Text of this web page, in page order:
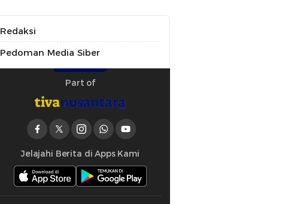
Redaksi
Pedoman Media Siber
Part of
Jelajahi Berita di Apps Kami